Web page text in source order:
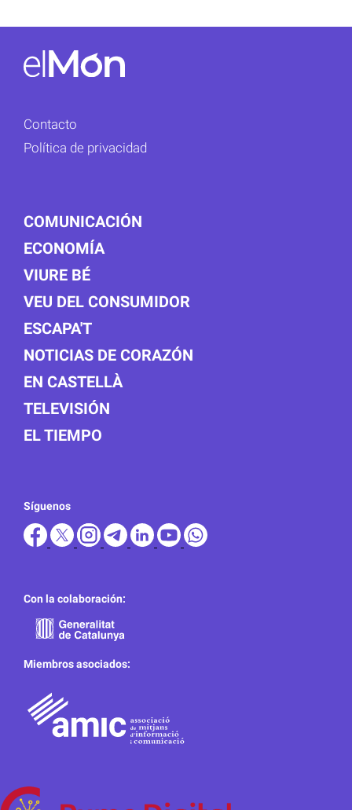
Contacto
Política de privacidad
COMUNICACIÓN
ECONOMÍA
VIURE BÉ
VEU DEL CONSUMIDOR
ESCAPA'T
NOTICIAS DE CORAZÓN
EN CASTELLÀ
TELEVISIÓN
EL TIEMPO
Síguenos
Con la colaboración:
Miembros asociados: